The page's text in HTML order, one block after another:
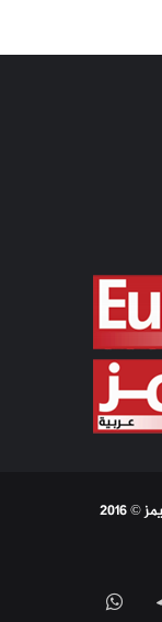
2016
تيلقرامواتساب